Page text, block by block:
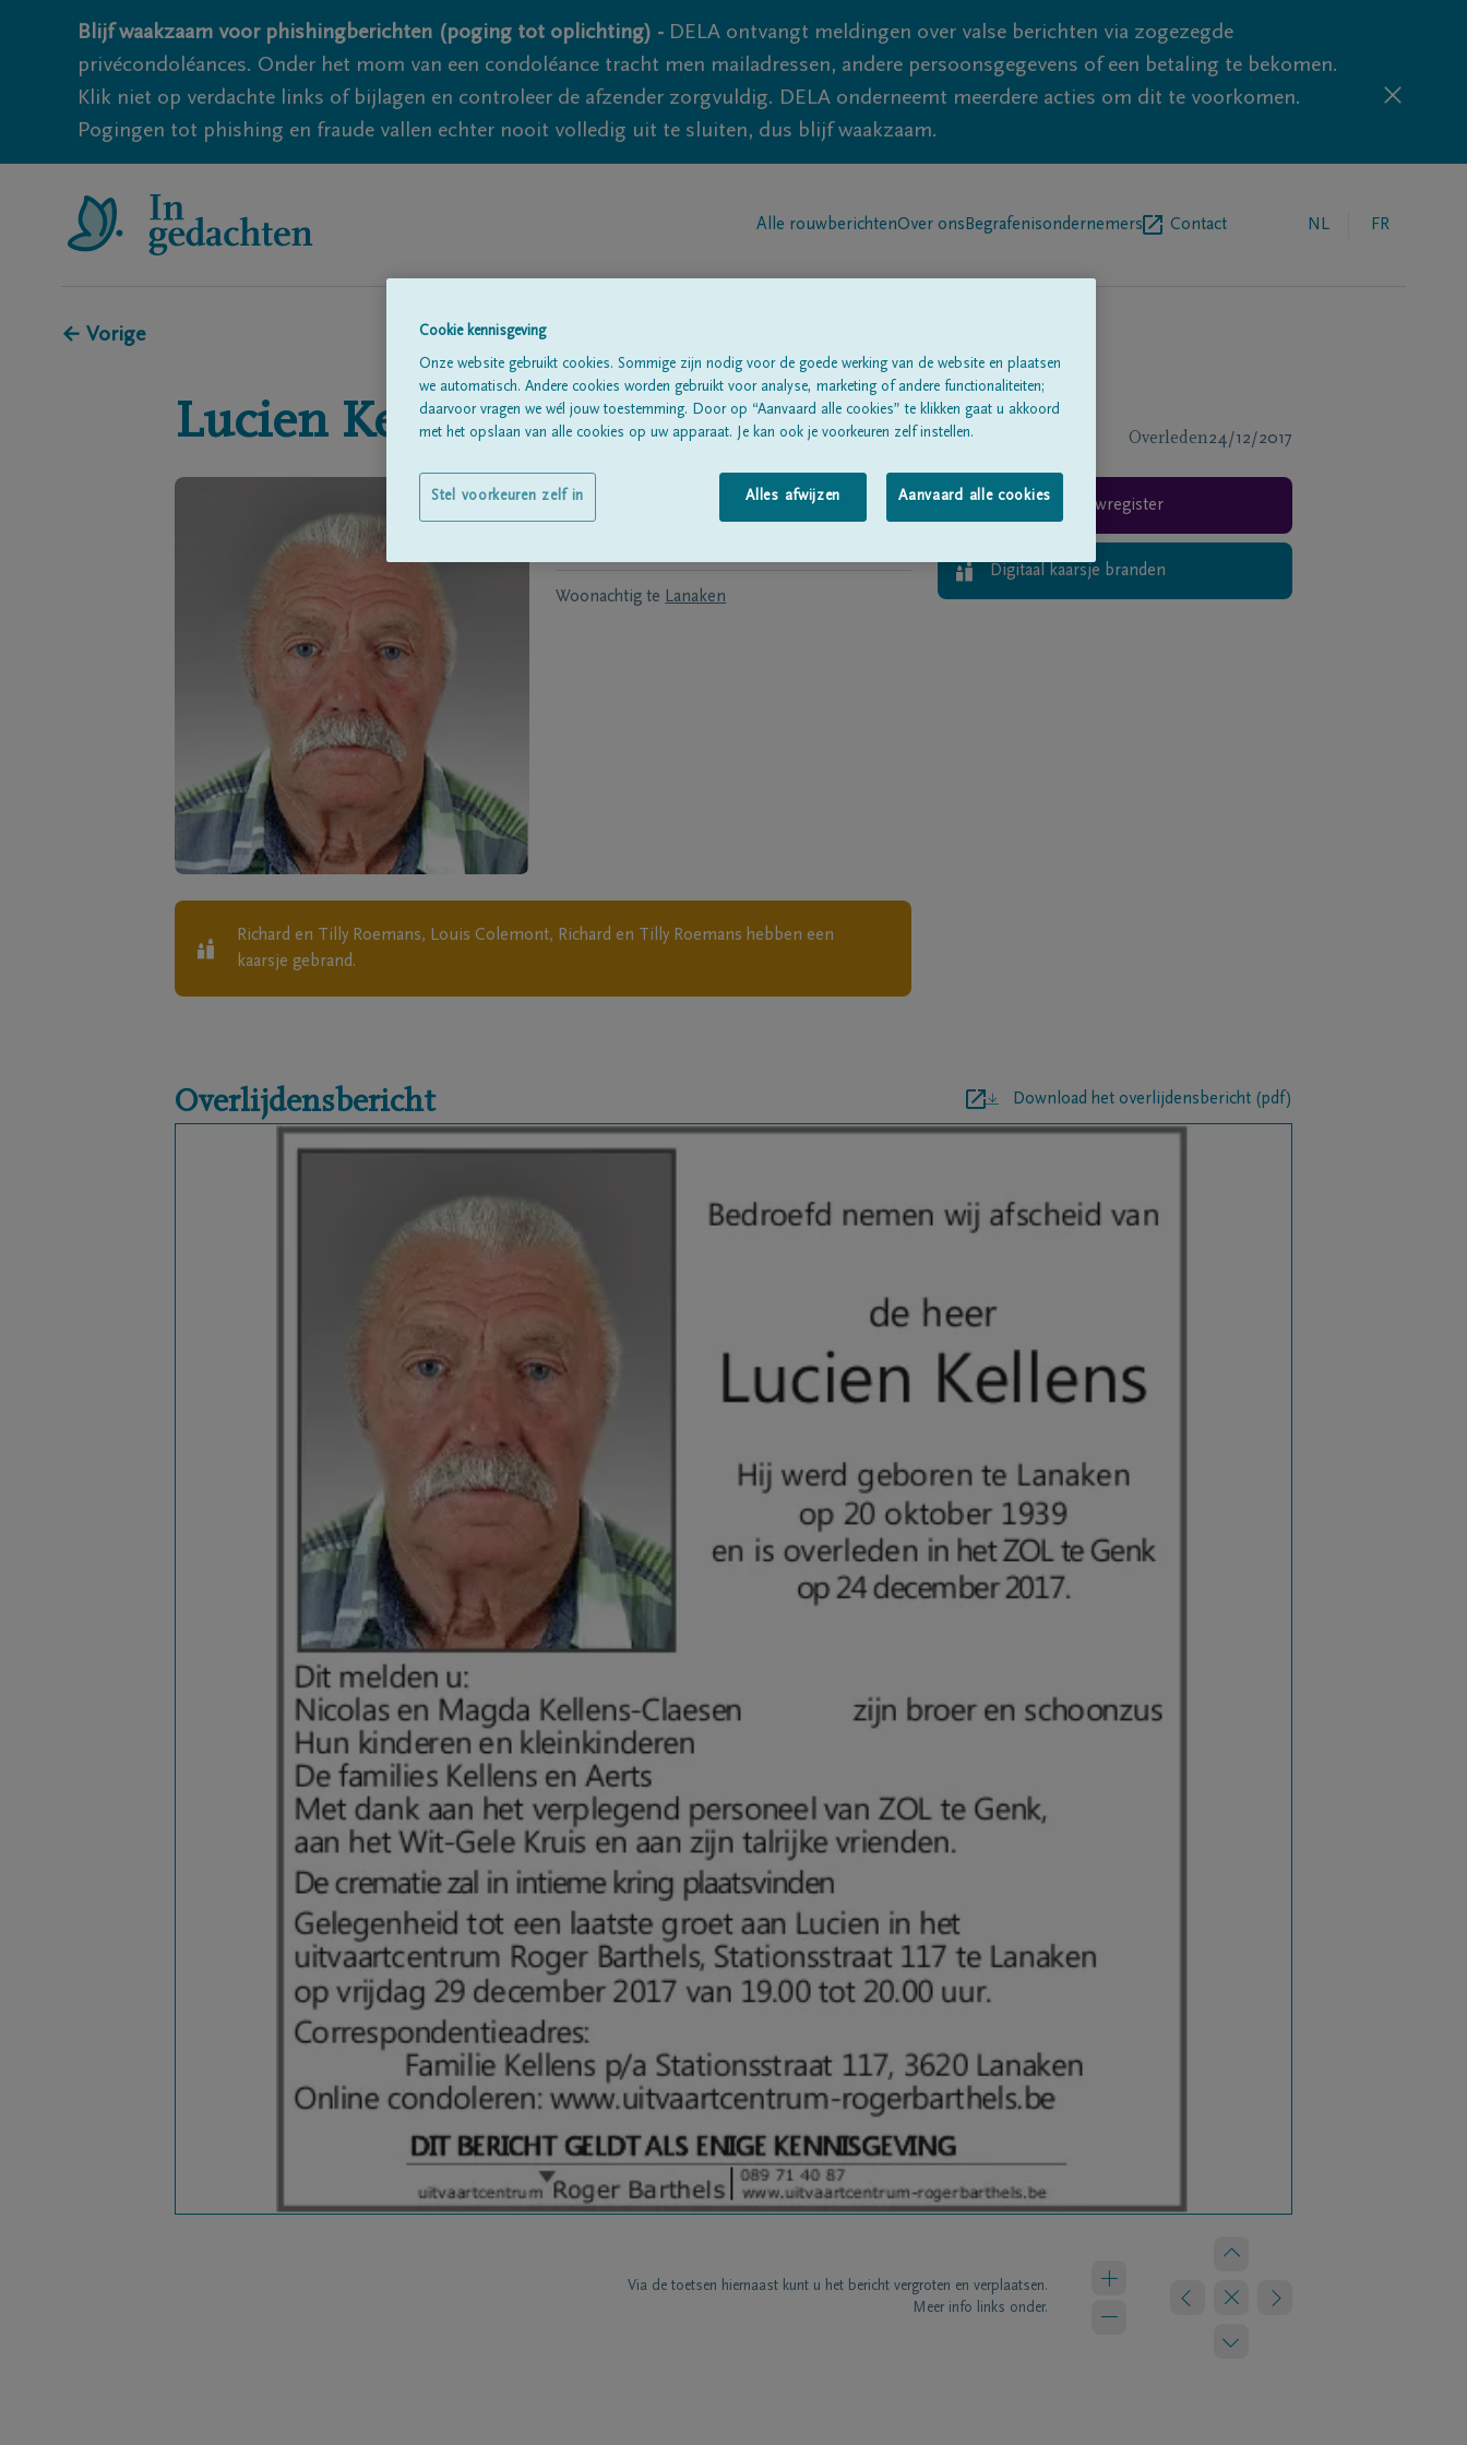
Blijf waakzaam voor phishingberichten (poging tot oplichting) - DELA ontvangt meldingen over valse berichten via zogezegde
privécondoléances. Onder het mom van een condoléance tracht men mailadressen, andere persoonsgegevens of een betaling te bekomen.
Klik niet op verdachte links of bijlagen en controleer de afzender zorgvuldig. DELA onderneemt meerdere acties om dit te voorkomen.
Pogingen tot phishing en fraude vallen echter nooit volledig uit te sluiten, dus blijf waakzaam.
Alle rouwberichtenOver ons Begrafenisondernemers Contact NL FR
← Vorige
Lucien Kellens Overleden24/12/2017
Geboren te 20/10/1939
Woonachtig te Lanaken
Richard en Tilly Roemans, Louis Colemont, Richard en Tilly Roemans hebben een
kaarsje gebrand.
Rouwregister
Digitaal kaarsje branden
Overlijdensbericht Download het overlijdensbericht (pdf)
Via de toetsen hiernaast kunt u het bericht vergroten en verplaatsen.
Meer info links onder.
Cookie kennisgeving
Onze website gebruikt cookies. Sommige zijn nodig voor de goede werking van de website en plaatsen
we automatisch. Andere cookies worden gebruikt voor analyse, marketing of andere functionaliteiten;
daarvoor vragen we wél jouw toestemming. Door op “Aanvaard alle cookies” te klikken gaat u akkoord
met het opslaan van alle cookies op uw apparaat. Je kan ook je voorkeuren zelf instellen.
Alles afwijzen Aanvaard alle cookies
Stel voorkeuren zelf in